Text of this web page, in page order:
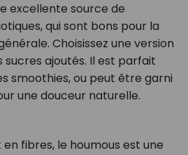
excellente source de
qui sont bons pour la
Choisissez une version
ajoutés. Il est parfait
smoothies, ou peut être garni
une douceur naturelle.
fibres, le houmous est une